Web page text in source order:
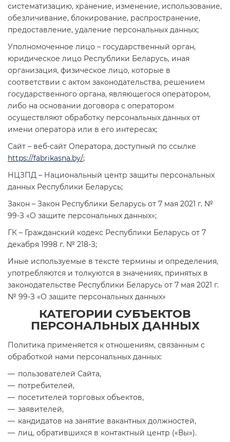
систематизацию, хранение, изменение, использование,
обезличивание, блокирование, распространение,
предоставление, удаление персональных данных;
Уполномоченное лицо – государственный орган,
юридическое лицо Республики Беларусь, иная
организация, физическое лицо, которые в
соответствии с актом законодательства, решением
государственного органа, являющегося оператором,
либо на основании договора с оператором
осуществляют обработку персональных данных от
имени оператора или в его интересах;
Сайт – веб-сайт Оператора, доступный по ссылке
https://fabrikasna.by/;
НЦЗПД – Национальный центр защиты персональных
данных Республики Беларусь;
Закон – Закон Республики Беларусь от 7 мая 2021 г. №
99-З «О защите персональных данных»;
ГК – Гражданский кодекс Республики Беларусь от 7
декабря 1998 г. № 218-З;
Иные используемые в тексте термины и определения,
употребляются и толкуются в значениях, принятых в
законодательстве Республики Беларусь от 7 мая 2021 г.
№ 99-З «О защите персональных данных»
КАТЕГОРИИ СУБЪЕКТОВ
ПЕРСОНАЛЬНЫХ ДАННЫХ
Политика применяется к отношениям, связанным с
обработкой нами персональных данных:
пользователей Сайта,
потребителей,
посетителей торговых объектов,
заявителей,
кандидатов на занятие вакантных должностей,
лиц, обратившихся в контактный центр («Вы»).